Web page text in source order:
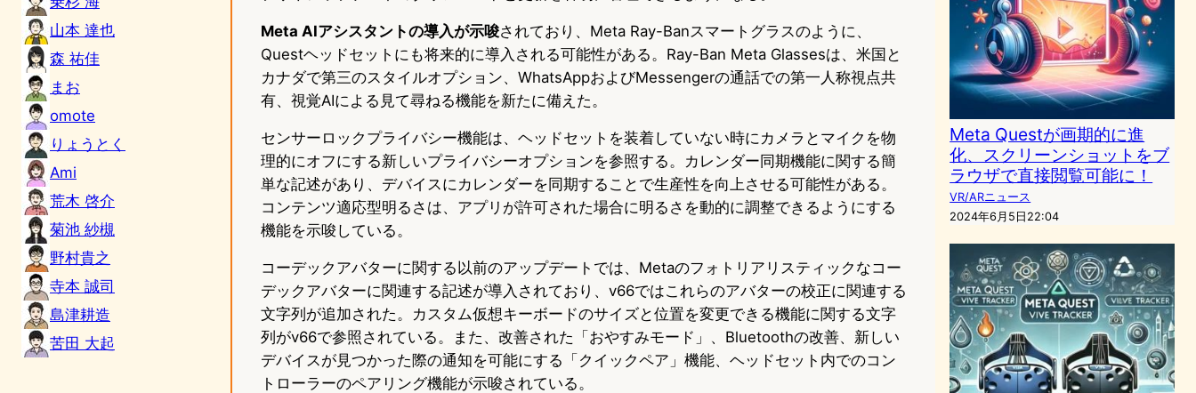
山本 達也
森 祐佳
まお
omote
りょうとく
Ami
荒木 啓介
菊池 紗槻
野村貴之
寺本 誠司
島津耕造
苦田 大起
Meta AIアシスタントの導入が示唆されており、Meta Ray-Banスマートグラスのように、
Questヘッドセットにも将来的に導入される可能性がある。Ray-Ban Meta Glassesは、米国と
カナダで第三のスタイルオプション、WhatsAppおよびMessengerの通話での第一人称視点共
有、視覚AIによる見て尋ねる機能を新たに備えた。
センサーロックプライバシー機能は、ヘッドセットを装着していない時にカメラとマイクを物
理的にオフにする新しいプライバシーオプションを参照する。カレンダー同期機能に関する簡
単な記述があり、デバイスにカレンダーを同期することで生産性を向上させる可能性がある。
コンテンツ適応型明るさは、アプリが許可された場合に明るさを動的に調整できるようにする
機能を示唆している。
コーデックアバターに関する以前のアップデートでは、Metaのフォトリアリスティックなコー
デックアバターに関連する記述が導入されており、v66ではこれらのアバターの校正に関連する
文字列が追加された。カスタム仮想キーボードのサイズと位置を変更できる機能に関する文字
列がv66で参照されている。また、改善された「おやすみモード」、Bluetoothの改善、新しい
デバイスが見つかった際の通知を可能にする「クイックペア」機能、ヘッドセット内でのコン
トローラーのペアリング機能が示唆されている。
Meta Questが画期的に進
化、スクリーンショットをブ
ラウザで直接閲覧可能に！
VR/ARニュース
2024年6月5日22:04